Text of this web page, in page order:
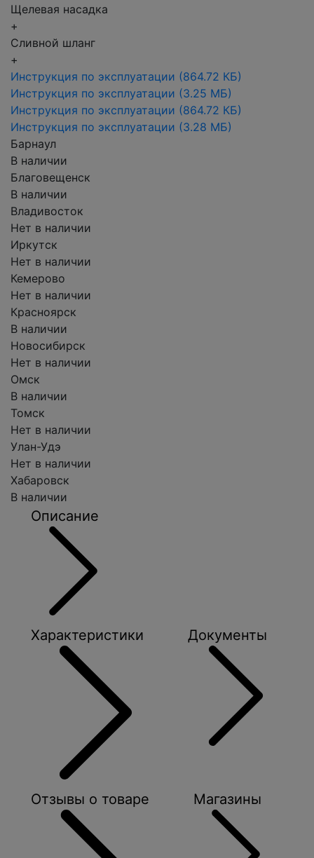
Щелевая насадка
+
Сливной шланг
+
Инструкция по эксплуатации (864.72 КБ)
Инструкция по эксплуатации (3.25 МБ)
Инструкция по эксплуатации (864.72 КБ)
Инструкция по эксплуатации (3.28 МБ)
Барнаул
В наличии
Благовещенск
В наличии
Владивосток
Нет в наличии
Иркутск
Нет в наличии
Кемерово
Нет в наличии
Красноярск
В наличии
Новосибирск
Нет в наличии
Омск
В наличии
Томск
Нет в наличии
Улан-Удэ
Нет в наличии
Хабаровск
В наличии
Описание
Характеристики Документы
Отзывы о товаре Магазины